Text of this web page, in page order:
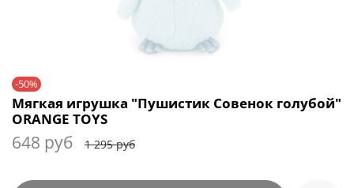
-50%
Мягкая игрушка "Пушистик Совенок голубой"
ORANGE TOYS
648 руб 1 295 руб